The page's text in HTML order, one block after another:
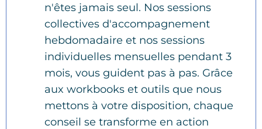
n'êtes jamais seul. Nos sessions
collectives d'accompagnement
hebdomadaire et nos sessions
individuelles mensuelles pendant 3
mois, vous guident pas à pas. Grâce
aux workbooks et outils que nous
mettons à votre disposition, chaque
conseil se transforme en action